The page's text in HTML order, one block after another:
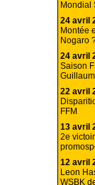
Mondial
24 avril
Montée
Nogaro
24 avril
Saison
22 avril
FFM
13 avril
2e
12 avril
Leon
WSBK